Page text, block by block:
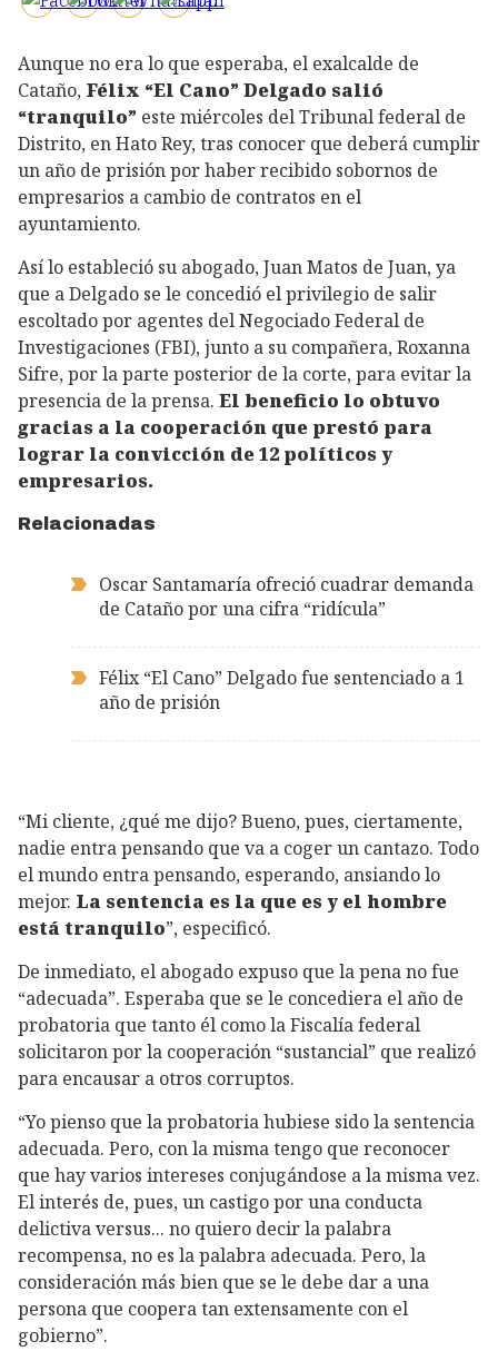
Aunque no era lo que esperaba, el exalcalde de
Cataño, Félix “El Cano” Delgado salió
“tranquilo” este miércoles del Tribunal federal de
Distrito, en Hato Rey, tras conocer que deberá cumplir
un año de prisión por haber recibido sobornos de
empresarios a cambio de contratos en el
ayuntamiento.
Así lo estableció su abogado, Juan Matos de Juan, ya
que a Delgado se le concedió el privilegio de salir
escoltado por agentes del Negociado Federal de
Investigaciones (FBI), junto a su compañera, Roxanna
Sifre, por la parte posterior de la corte, para evitar la
presencia de la prensa. El beneficio lo obtuvo
gracias a la cooperación que prestó para
lograr la convicción de 12 políticos y
empresarios.
Relacionadas
Oscar Santamaría ofreció cuadrar demanda
de Cataño por una cifra “ridícula”
Félix “El Cano” Delgado fue sentenciado a 1
año de prisión
“Mi cliente, ¿qué me dijo? Bueno, pues, ciertamente,
nadie entra pensando que va a coger un cantazo. Todo
el mundo entra pensando, esperando, ansiando lo
mejor. La sentencia es la que es y el hombre
está tranquilo”, especificó.
De inmediato, el abogado expuso que la pena no fue
“adecuada”. Esperaba que se le concediera el año de
probatoria que tanto él como la Fiscalía federal
solicitaron por la cooperación “sustancial” que realizó
para encausar a otros corruptos.
“Yo pienso que la probatoria hubiese sido la sentencia
adecuada. Pero, con la misma tengo que reconocer
que hay varios intereses conjugándose a la misma vez.
El interés de, pues, un castigo por una conducta
delictiva versus... no quiero decir la palabra
recompensa, no es la palabra adecuada. Pero, la
consideración más bien que se le debe dar a una
persona que coopera tan extensamente con el
gobierno”.